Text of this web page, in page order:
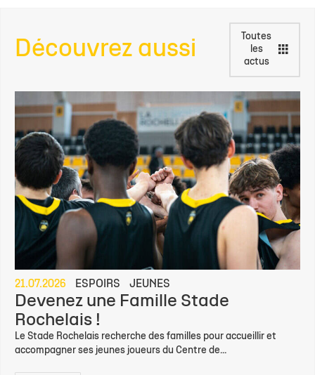
Découvrez aussi
Toutes
les
actus
21.07.2026 ESPOIRS JEUNES
Devenez une Famille Stade
Rochelais !
Le Stade Rochelais recherche des familles pour accueillir et
accompagner ses jeunes joueurs du Centre de...